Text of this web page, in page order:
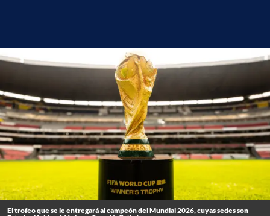
El trofeo que se le entregará al campeón del Mundial 2026, cuyas sedes son